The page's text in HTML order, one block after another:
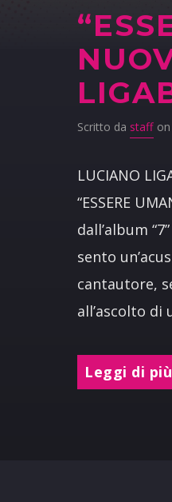
Scritto da staff
LUCIANO
“ESSERE
dall’album
sento
cantautore,
all’ascolto di
Leggi di più